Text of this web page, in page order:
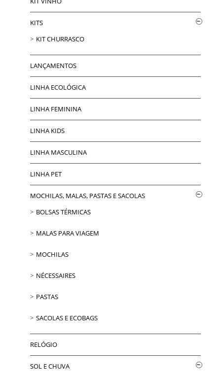
KITS
KIT CHURRASCO
LANÇAMENTOS
LINHA ECOLÓGICA
LINHA FEMININA
LINHA KIDS
LINHA MASCULINA
LINHA PET
MOCHILAS, MALAS, PASTAS E SACOLAS
BOLSAS TÉRMICAS
MALAS PARA VIAGEM
MOCHILAS
NÉCESSAIRES
PASTAS
SACOLAS E ECOBAGS
RELÓGIO
SOL E CHUVA